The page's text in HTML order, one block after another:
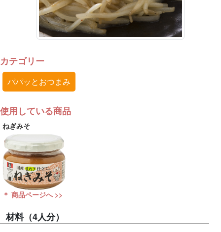
カテゴリー
パパッとおつまみ
使用している商品
ねぎみそ
＊ 商品ページへ >>
材料（4人分）